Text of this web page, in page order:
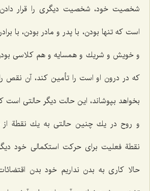
شخصیت خود، شخصیت دیگری را قرار
است كه تنها بودن، با پدر و مادر بودن، با
و خویش و شریك و همسایه و هم كلاسی
كه در درون او است را تأمین كند، آن نقص
بخواهد بپوشاند، این حالت دیگر حالتی
و روح در یك چنین حالتی به یك نقطة از
نقطة فعلیت برای حركت استكمالی خود دیگر
حالا كاری به بدن نداریم خود بدن